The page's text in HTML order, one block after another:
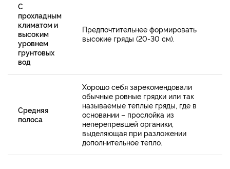
С
прохладным
климатом и
высоким
уровнем
грунтовых
вод
Предпочтительнее формировать
высокие гряды (20-30 см).
Средняя
полоса
Хорошо себя зарекомендовали
обычные ровные грядки или так
называемые теплые гряды, где в
основании – прослойка из
неперепревшей органики,
выделяющая при разложении
дополнительное тепло.